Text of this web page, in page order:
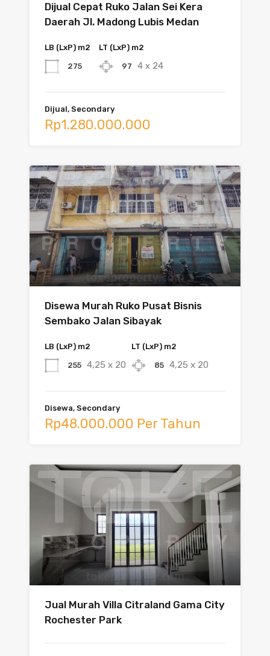
Dijual Cepat Ruko Jalan Sei Kera
Daerah Jl. Madong Lubis Medan
LB (LxP) m2
275
LT (LxP) m2
97 4 x 24
Dijual, Secondary
Rp1.280.000.000
Disewa Murah Ruko Pusat Bisnis
Sembako Jalan Sibayak
LB (LxP) m2
255 4,25 x 20
LT (LxP) m2
85 4,25 x 20
Disewa, Secondary
Rp48.000.000 Per Tahun
Jual Murah Villa Citraland Gama City
Rochester Park